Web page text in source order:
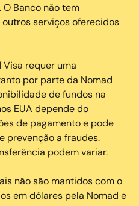
Banco não tem
serviços oferecidos
requer uma
por parte da Nomad
de fundos na
EUA depende do
de pagamento e pode
prevenção a fraudes.
podem variar.
não são mantidos com o
em dólares pela Nomad e